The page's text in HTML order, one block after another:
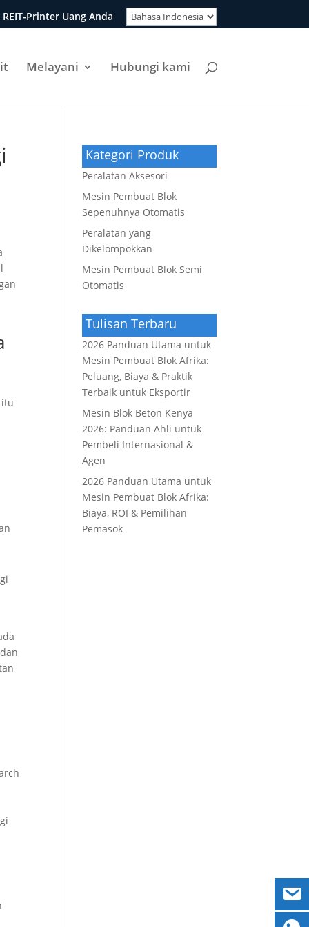
Printer Uang Anda
Melayani Hubungi kami
Kategori Produk
Peralatan Aksesori
Mesin Pembuat Blok
Sepenuhnya Otomatis
Peralatan yang
Dikelompokkan
Mesin Pembuat Blok Semi
Otomatis
Tulisan Terbaru
2026 Panduan Utama untuk
Mesin Pembuat Blok Afrika:
Peluang, Biaya & Praktik
Terbaik untuk Eksportir
Mesin Blok Beton Kenya
2026: Panduan Ahli untuk
Pembeli Internasional &
Agen
2026 Panduan Utama untuk
Mesin Pembuat Blok Afrika:
Biaya, ROI & Pemilihan
Pemasok